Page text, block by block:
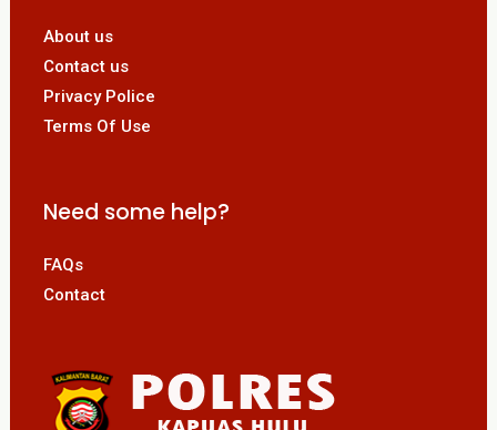
About us
Contact us
Privacy Police
Terms Of Use
Need some help?
FAQs
Contact